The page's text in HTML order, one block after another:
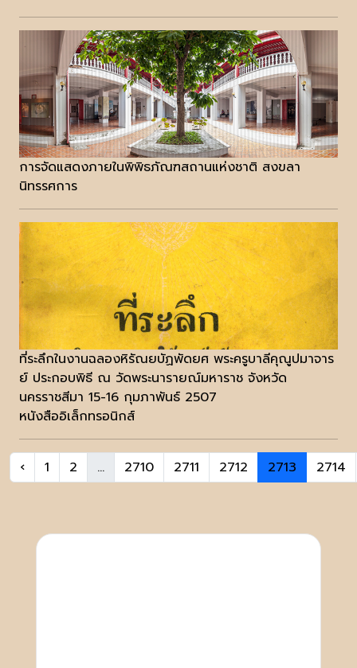
การจัดแสดงภายในพิพิธภัณฑสถานแห่งชาติ สงขลา
นิทรรศการ
ที่ระลึกในงานฉลองหิรัณยบัฏพัดยศ พระครูบาลีคุณูปมาจาร
ย์ ประกอบพิธี ณ วัดพระนารายณ์มหาราช จังหวัด
นครราชสีมา 15-16 กุมภาพันธ์ 2507
หนังสืออิเล็กทรอนิกส์
‹ 1 2 ... 2710 2711 2712 2713 2714